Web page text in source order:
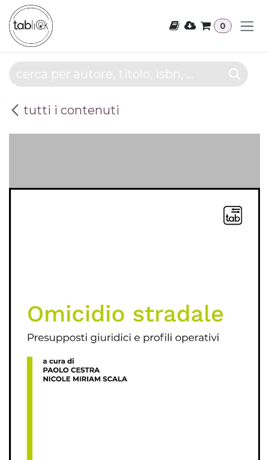
Passa al contenuto
0
tutti i contenuti